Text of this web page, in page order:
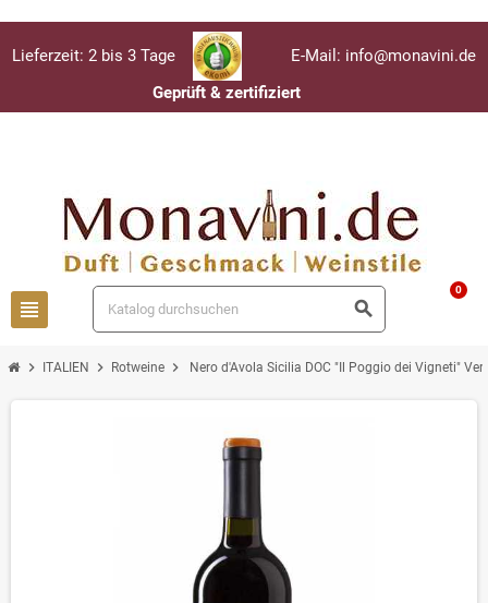
Lieferzeit: 2 bis 3 Tage
E-Mail: info@monavini.de
Geprüft & zertifiziert
view_headline search
personAnmelden 0
chevron_right ITALIEN chevron_right Rotweine chevron_right Nero d'Avola Sicilia DOC "Il Poggio dei Vigneti"